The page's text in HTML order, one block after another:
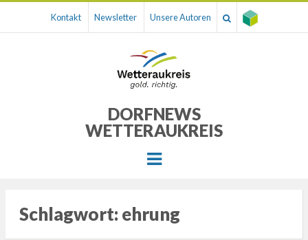
Kontakt Newsletter Unsere Autoren
DORFNEWS
WETTERAUKREIS
Menu
Schlagwort: ehrung